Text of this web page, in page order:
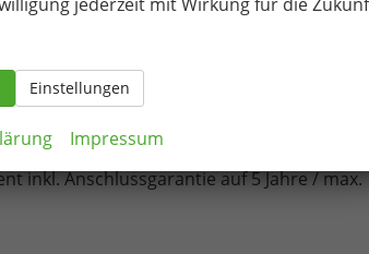
1.849 € Brutto
inkl. Anschlussgarantie auf 5 Jahre / max.
Einstellungen
Impressum